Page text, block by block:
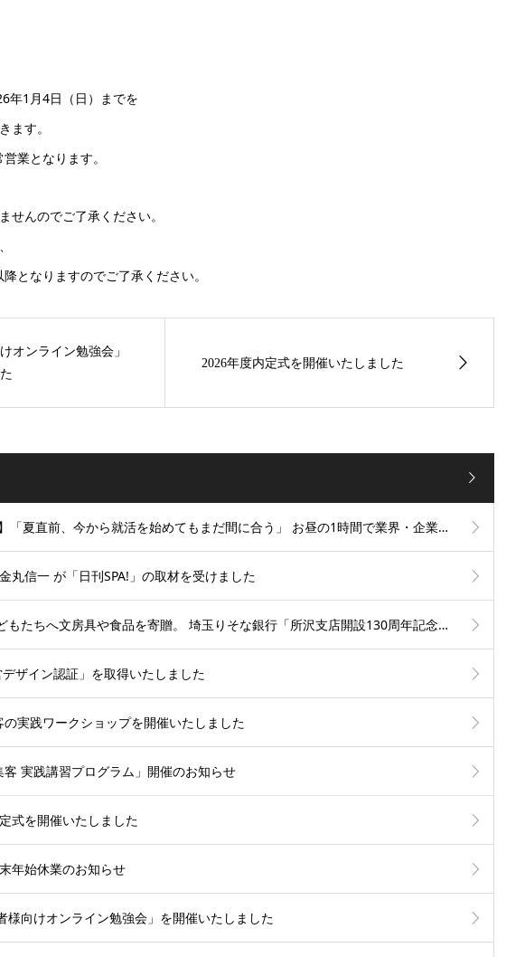
年1月4日（日）までを
ます。
業となります。
せんのでご了承ください。
となりますのでご了承ください。
オンライン勉強会」
2026年度内定式を開催いたしました
【27卒向け】「夏直前、今から就活を始めてもまだ間に合う」 お昼の1時間で業界・企業研究ができるWEB会社説明会を7月開催
丸信一 が「日刊SPA!」の取材を受けました
所沢市の子どもたちへ文房具や食品を寄贈。 埼玉りそな銀行「所沢支店開設130周年記念私募債キャンペーン」に参加いたしました
ザイン認証」を取得いたしました
の実践ワークショップを開催いたしました
客 実践講習プログラム」開催のお知らせ
式を開催いたしました
年始休業のお知らせ
様向けオンライン勉強会」を開催いたしました